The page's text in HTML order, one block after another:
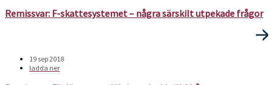
Remissvar: F-skattesystemet – några särskilt utpekade frågor
19 sep 2018
ladda ner